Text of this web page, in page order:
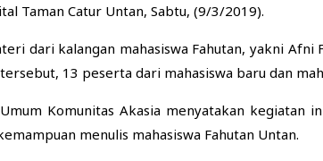
Taman Catur Untan, Sabtu, (9/3/2019).
dari kalangan mahasiswa Fahutan, yakni
13 peserta dari mahasiswa baru dan
Komunitas Akasia menyatakan
menulis mahasiswa Fahutan Untan.